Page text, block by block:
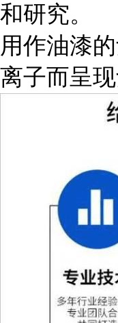
和研究。
用作油漆
离子而呈现